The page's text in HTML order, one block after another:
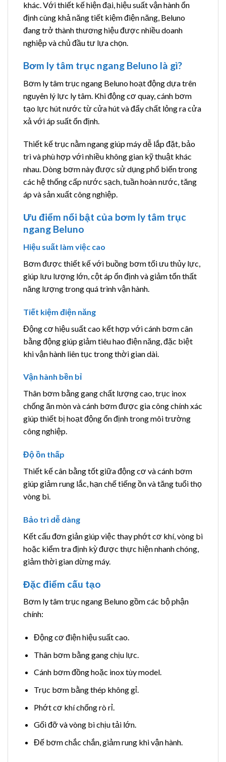
khác. Với thiết kế hiện đại, hiệu suất vận hành ổn
định cùng khả năng tiết kiệm điện năng, Beluno
đang trở thành thương hiệu được nhiều doanh
nghiệp và chủ đầu tư lựa chọn.
Bơm ly tâm trục ngang Beluno là gì?
Bơm ly tâm trục ngang Beluno hoạt động dựa trên
nguyên lý lực ly tâm. Khi động cơ quay, cánh bơm
tạo lực hút nước từ cửa hút và đẩy chất lỏng ra cửa
xả với áp suất ổn định.
Thiết kế trục nằm ngang giúp máy dễ lắp đặt, bảo
trì và phù hợp với nhiều không gian kỹ thuật khác
nhau. Dòng bơm này được sử dụng phổ biến trong
các hệ thống cấp nước sạch, tuần hoàn nước, tăng
áp và sản xuất công nghiệp.
Ưu điểm nổi bật của bơm ly tâm trục
ngang Beluno
Hiệu suất làm việc cao
Bơm được thiết kế với buồng bơm tối ưu thủy lực,
giúp lưu lượng lớn, cột áp ổn định và giảm tổn thất
năng lượng trong quá trình vận hành.
Tiết kiệm điện năng
Động cơ hiệu suất cao kết hợp với cánh bơm cân
bằng động giúp giảm tiêu hao điện năng, đặc biệt
khi vận hành liên tục trong thời gian dài.
Vận hành bền bỉ
Thân bơm bằng gang chất lượng cao, trục inox
chống ăn mòn và cánh bơm được gia công chính xác
giúp thiết bị hoạt động ổn định trong môi trường
công nghiệp.
Độ ồn thấp
Thiết kế cân bằng tốt giữa động cơ và cánh bơm
giúp giảm rung lắc, hạn chế tiếng ồn và tăng tuổi thọ
vòng bi.
Bảo trì dễ dàng
Kết cấu đơn giản giúp việc thay phớt cơ khí, vòng bi
hoặc kiểm tra định kỳ được thực hiện nhanh chóng,
giảm thời gian dừng máy.
Đặc điểm cấu tạo
Bơm ly tâm trục ngang Beluno gồm các bộ phận
chính:
Động cơ điện hiệu suất cao.
Thân bơm bằng gang chịu lực.
Cánh bơm đồng hoặc inox tùy model.
Trục bơm bằng thép không gỉ.
Phớt cơ khí chống rò rỉ.
Gối đỡ và vòng bi chịu tải lớn.
Đế bơm chắc chắn, giảm rung khi vận hành.